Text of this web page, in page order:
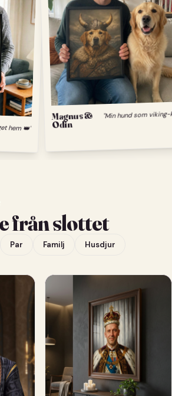
hem 👑"
Magnus &
Odin
från slottet
Par Familj Husdjur